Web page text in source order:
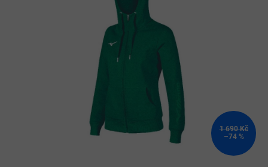
hvězdiček.
1 690 Kč
–74 %